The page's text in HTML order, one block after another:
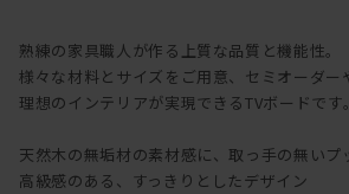
熟練の家具職人が作る上質な品質と機能性。
様々な材料とサイズをご用意、セミオーダー
理想のインテリアが実現できるTVボードです。
天然木の無垢材の素材感に、取っ手の無いプ
高級感のある、すっきりとしたデザイン